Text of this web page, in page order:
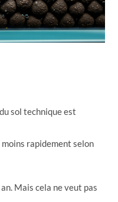
sol technique est
rapidement selon
Mais cela ne veut pas